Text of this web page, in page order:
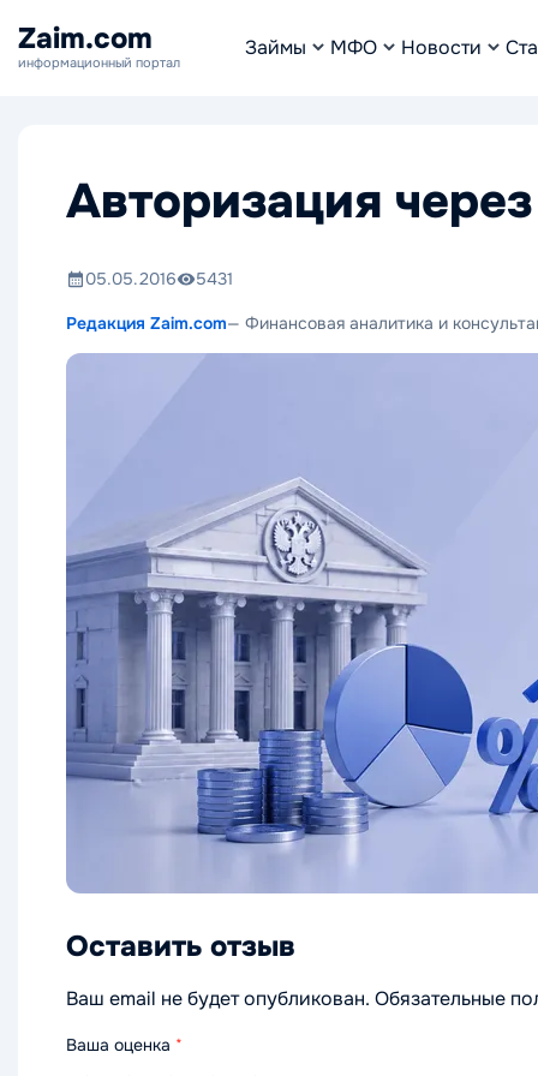
Zaim.com
информационный портал
Займы МФО Новости
Авторизация
05.05.2016 5431
Редакция Zaim.com— Финансовая аналитика и
Оставить отзыв
Ваш email не будет опубликован. Обязательные
Ваша оценка *